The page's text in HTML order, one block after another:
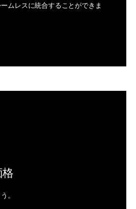
ムレスに統合することができま
。